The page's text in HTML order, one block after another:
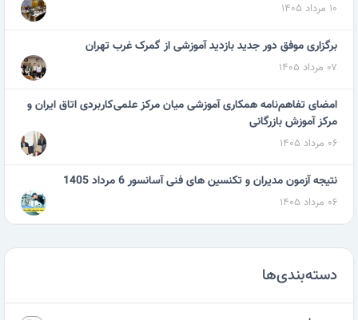
۱۰ مرداد ۱۴۰۵
برگزاری موفق دور جدید بازدید آموزشی از گمرک غرب تهران
۰۷ مرداد ۱۴۰۵
امضای تفاهم‌نامه همکاری آموزشی میان مرکز علمی‌کاربردی اتاق ایران و
مرکز آموزش بازرگانی
۰۶ مرداد ۱۴۰۵
نتیجه آزمون مدیران و تکنسین های فنی آسانسور 6 مرداد 1405
۰۶ مرداد ۱۴۰۵
دسته‌بندی‌ها